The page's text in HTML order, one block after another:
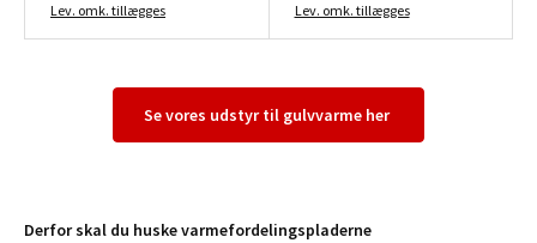
Lev. omk. tillægges Lev. omk. tillægges
Se vores udstyr til gulvvarme her
Derfor skal du huske varmefordelingspladerne